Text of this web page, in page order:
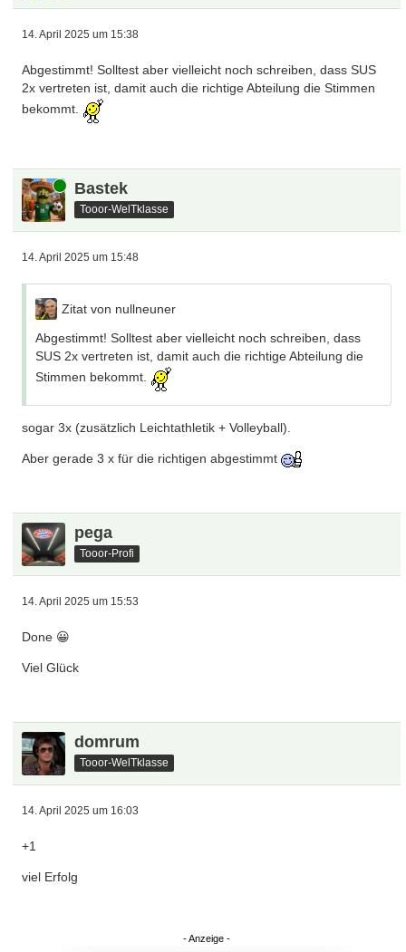
14. April 2025 um 15:38
Abgestimmt! Solltest aber vielleicht noch schreiben, dass SUS
2x vertreten ist, damit auch die richtige Abteilung die Stimmen
bekommt.
Online Bastek
Tooor-WelTklasse
14. April 2025 um 15:48
Zitat von nullneuner
Abgestimmt! Solltest aber vielleicht noch schreiben, dass
SUS 2x vertreten ist, damit auch die richtige Abteilung die
Stimmen bekommt.
sogar 3x (zusätzlich Leichtathletik + Volleyball).
Aber gerade 3 x für die richtigen abgestimmt
pega
Tooor-Profi
14. April 2025 um 15:53
Done 😀
Viel Glück
domrum
Tooor-WelTklasse
14. April 2025 um 16:03
+1
viel Erfolg